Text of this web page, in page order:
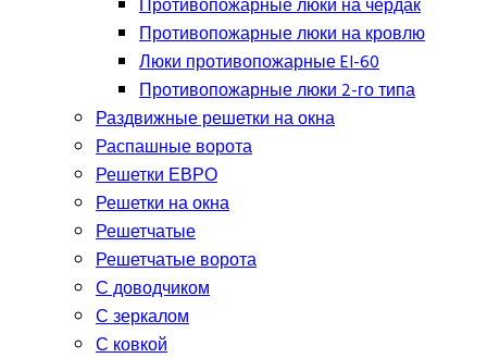
Противопожарные люки на кровлю
Люки противопожарные EI-60
Противопожарные люки 2-го типа
Раздвижные решетки на окна
Распашные ворота
Решетки ЕВРО
Решетки на окна
Решетчатые
Решетчатые ворота
С доводчиком
С зеркалом
С ковкой